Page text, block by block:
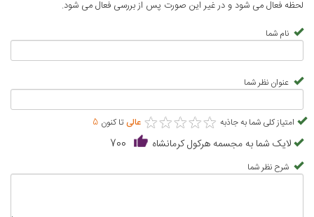
لحظه فعال می شود و در غیر این صورت پس از بررسی فعال می شود.
نام شما
عنوان نظر شما
امتیاز کلی شما به جاذبه ★★★★★
★★★★★ عالی تا کنون 5
لایک شما به مجسمه هرکول کرمانشاه 700
شرح نظر شما